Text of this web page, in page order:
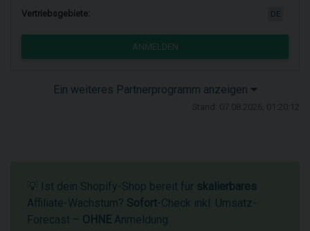
Vertriebsgebiete:
ANMELDEN
Ein weiteres Partnerprogramm anzeigen
💡 Ist dein Shopify-Shop bereit für skalierbares
Affiliate-Wachstum? Sofort-Check inkl. Umsatz-
Forecast – OHNE Anmeldung.